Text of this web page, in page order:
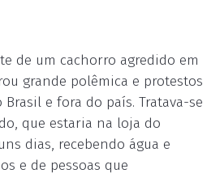
de um cachorro agredido em
grande polêmica e protestos
e fora do país. Tratava-se
que estaria na loja do
dias, recebendo água e
e de pessoas que